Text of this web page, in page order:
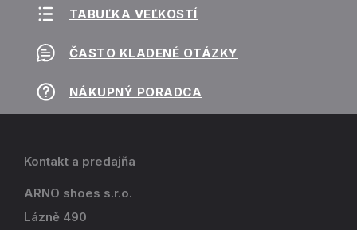
TABUĽKA VEĽKOSTÍ
ČASTO KLADENÉ OTÁZKY
NÁKUPNÝ PORADCA
Kontakt a predajňa
ARNO shoes s.r.o.
Lázně 490